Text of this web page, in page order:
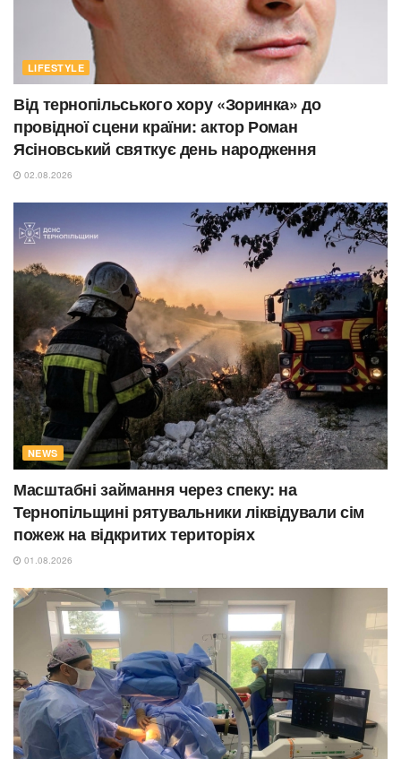
LIFESTYLE
Від тернопільського хору «Зоринка» до
провідної сцени країни: актор Роман
Ясіновський святкує день народження
02.08.2026
NEWS
Масштабні займання через спеку: на
Тернопільщині рятувальники ліквідували сім
пожеж на відкритих територіях
01.08.2026